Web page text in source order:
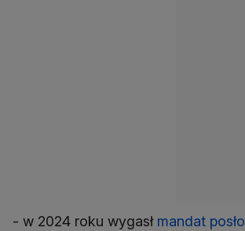
- w 2024 roku wygasł mandat